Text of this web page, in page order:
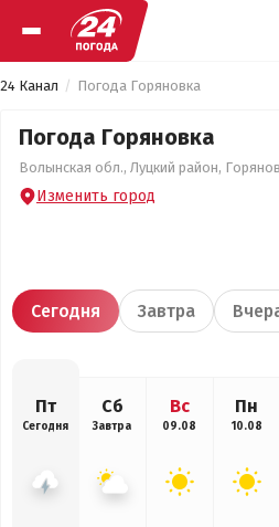
24 Канал Погода Горяновка
Погода Горяновка
Волынская обл., Луцкий район,
Изменить город
Сегодня Завтра
Пт
Сегодня
Сб
Завтра
Вс
09.08
Пн
10.08